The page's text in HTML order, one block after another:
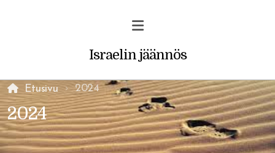
Israelin jäännös
Etusivu 2024
2024
Profetiat ja unet